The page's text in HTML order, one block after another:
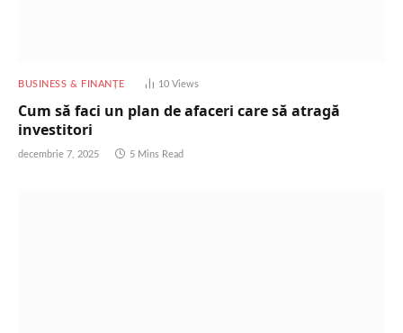
BUSINESS & FINANȚE 10 Views
Cum să faci un plan de afaceri care să atragă
investitori
decembrie 7, 2025 5 Mins Read